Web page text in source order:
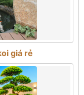
giá rẻ